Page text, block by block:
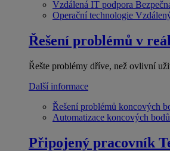
Vzdálená IT podpora
Operační technologie
Řešení problémů v
Řešte problémy dříve, než ovlivní
Další informace
Řešení problémů koncových
Automatizace koncových bodů
Připojený pracovník